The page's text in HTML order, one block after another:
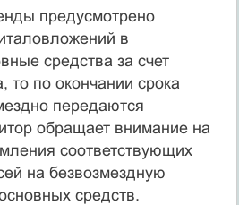
предусмотрено
в
средства за счет
то по окончании срока
передаются
обращает внимание на
соответствующих
на безвозмездную
средств.